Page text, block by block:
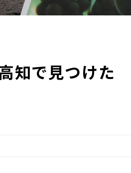
知で見つけた